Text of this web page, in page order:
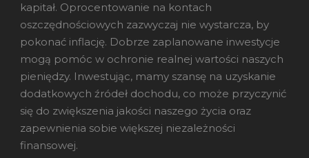
kapitał. Oprocentowanie na kontach
oszczędnościowych zazwyczaj nie wystarcza, by
pokonać inflację. Dobrze zaplanowane inwestycje
mogą pomóc w ochronie realnej wartości naszych
pieniędzy. Inwestując, mamy szansę na uzyskanie
dodatkowych źródeł dochodu, co może przyczynić
się do zwiększenia jakości naszego życia oraz
zapewnienia sobie większej niezależności
finansowej.